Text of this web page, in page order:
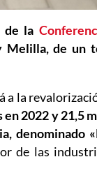
ventana
de la
Melilla, de
a la
2022 y 21,5
denominado
de las